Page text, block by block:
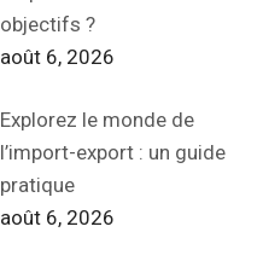
objectifs ?
août 6, 2026
Explorez le monde de
l’import-export : un guide
pratique
août 6, 2026